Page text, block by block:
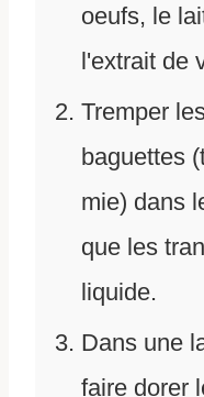
oeufs, le
l'extrait de
Tremper
baguettes
mie) dans
que les
liquide.
Dans une
faire dorer